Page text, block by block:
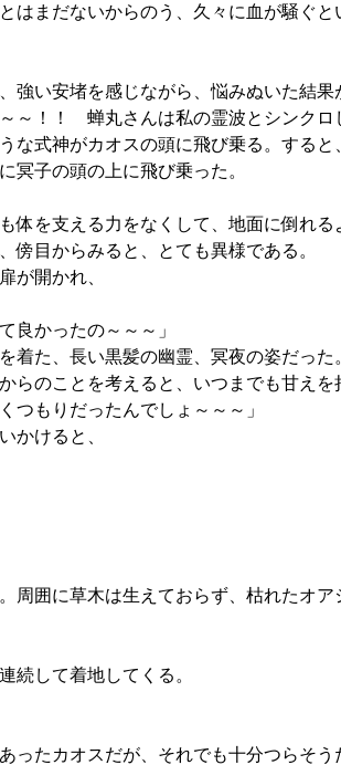
まだないからのう、久々に血が騒ぐと
い安堵を感じながら、悩みぬいた結果
！！ 蝉丸さんは私の霊波とシンクロ
式神がカオスの頭に飛び乗る。すると
冥子の頭の上に飛び乗った。
を支える力をなくして、地面に倒れる
目からみると、とても異様である。
が開かれ、
良かったの～～～」
た、長い黒髪の幽霊、冥夜の姿だった
のことを考えると、いつまでも甘えを
もりだったんでしょ～～～」
かけると、
囲に草木は生えておらず、枯れたオ
続して着地してくる。
たカオスだが、それでも十分つらそう